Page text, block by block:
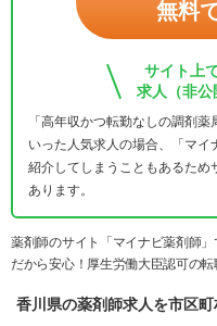
無料
サイト上
求人（非公
「高年収かつ転勤なしの調剤
いった人気求人の場合、「マ
紹介してしまうこともあるため
あります。
薬剤師のサイト「マイナビ薬剤師
だから安心！厚生労働大臣認可の転
香川県の薬剤師求人を市区